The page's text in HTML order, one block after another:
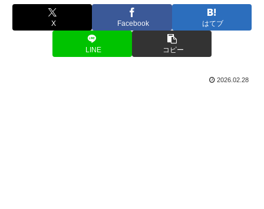
X Facebook はてブ
LINE コピー
2026.02.28